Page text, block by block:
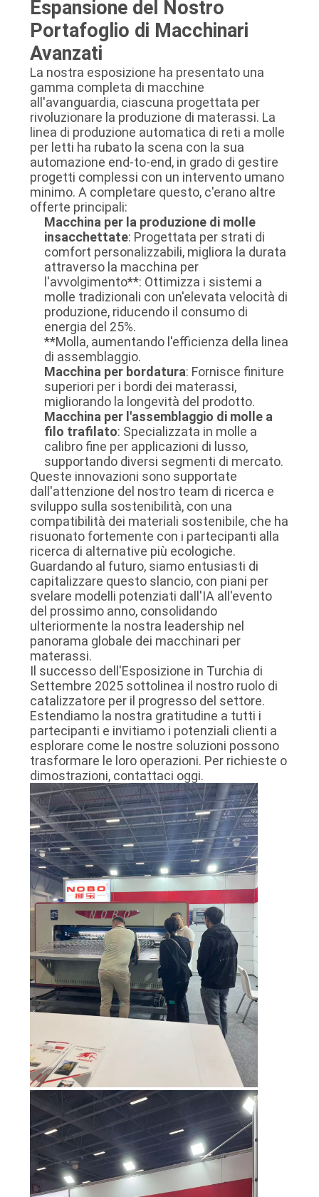
Espansione del Nostro
Portafoglio di Macchinari
Avanzati
La nostra esposizione ha presentato una
gamma completa di macchine
all'avanguardia, ciascuna progettata per
rivoluzionare la produzione di materassi. La
linea di produzione automatica di reti a molle
per letti ha rubato la scena con la sua
automazione end-to-end, in grado di gestire
progetti complessi con un intervento umano
minimo. A completare questo, c'erano altre
offerte principali:
Macchina per la produzione di molle
insacchettate: Progettata per strati di
comfort personalizzabili, migliora la durata
attraverso la macchina per
l'avvolgimento**: Ottimizza i sistemi a
molle tradizionali con un'elevata velocità di
produzione, riducendo il consumo di
energia del 25%.
**Molla, aumentando l'efficienza della linea
di assemblaggio.
Macchina per bordatura: Fornisce finiture
superiori per i bordi dei materassi,
migliorando la longevità del prodotto.
Macchina per l'assemblaggio di molle a
filo trafilato: Specializzata in molle a
calibro fine per applicazioni di lusso,
supportando diversi segmenti di mercato.
Queste innovazioni sono supportate
dall'attenzione del nostro team di ricerca e
sviluppo sulla sostenibilità, con una
compatibilità dei materiali sostenibile, che ha
risuonato fortemente con i partecipanti alla
ricerca di alternative più ecologiche.
Guardando al futuro, siamo entusiasti di
capitalizzare questo slancio, con piani per
svelare modelli potenziati dall'IA all'evento
del prossimo anno, consolidando
ulteriormente la nostra leadership nel
panorama globale dei macchinari per
materassi.
Il successo dell'Esposizione in Turchia di
Settembre 2025 sottolinea il nostro ruolo di
catalizzatore per il progresso del settore.
Estendiamo la nostra gratitudine a tutti i
partecipanti e invitiamo i potenziali clienti a
esplorare come le nostre soluzioni possono
trasformare le loro operazioni. Per richieste o
dimostrazioni, contattaci oggi.